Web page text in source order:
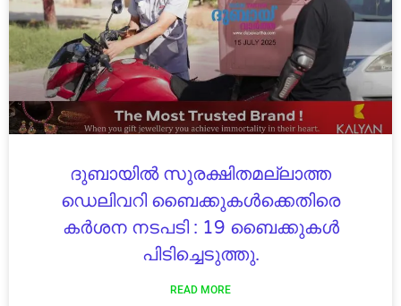
ദുബായിൽ സുരക്ഷിതമല്ലാത്ത
ഡെലിവറി ബൈക്കുകൾക്കെതിരെ
കർശന നടപടി : 19 ബൈക്കുകൾ
പിടിച്ചെടുത്തു.
READ MORE